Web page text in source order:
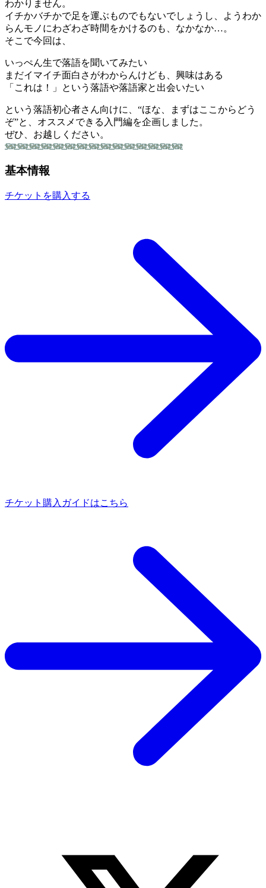
わかりません。
イチかバチかで足を運ぶものでもないでしょうし、ようわか
らんモノにわざわざ時間をかけるのも、なかなか…。
そこで今回は、
いっぺん生で落語を聞いてみたい
まだイマイチ面白さがわからんけども、興味はある
「これは！」という落語や落語家と出会いたい
という落語初心者さん向けに、“ほな、まずはここからどう
ぞ”と、オススメできる入門編を企画しました。
ぜひ、お越しください。
基本情報
チケットを購入する
チケット購入ガイドはこちら